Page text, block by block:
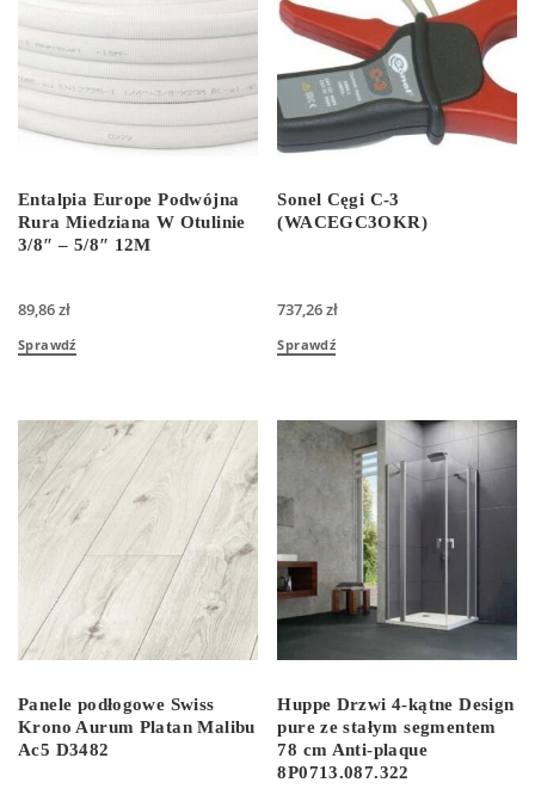
Entalpia Europe Podwójna
Rura Miedziana W Otulinie
3/8″ – 5/8″ 12M
89,86zł
Sprawdź
Sonel Cęgi C-3
(WACEGC3OKR)
737,26zł
Sprawdź
Panele podłogowe Swiss
Krono Aurum Platan Malibu
Ac5 D3482
Huppe Drzwi 4-kątne Design
pure ze stałym segmentem
78 cm Anti-plaque
8P0713.087.322